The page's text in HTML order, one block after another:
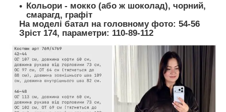
Кольори - мокко (або ж шоколад), чорний,
смарагд, графіт
На моделі батал на головному фото: 54-56
Зріст 174, параметри: 110-89-112